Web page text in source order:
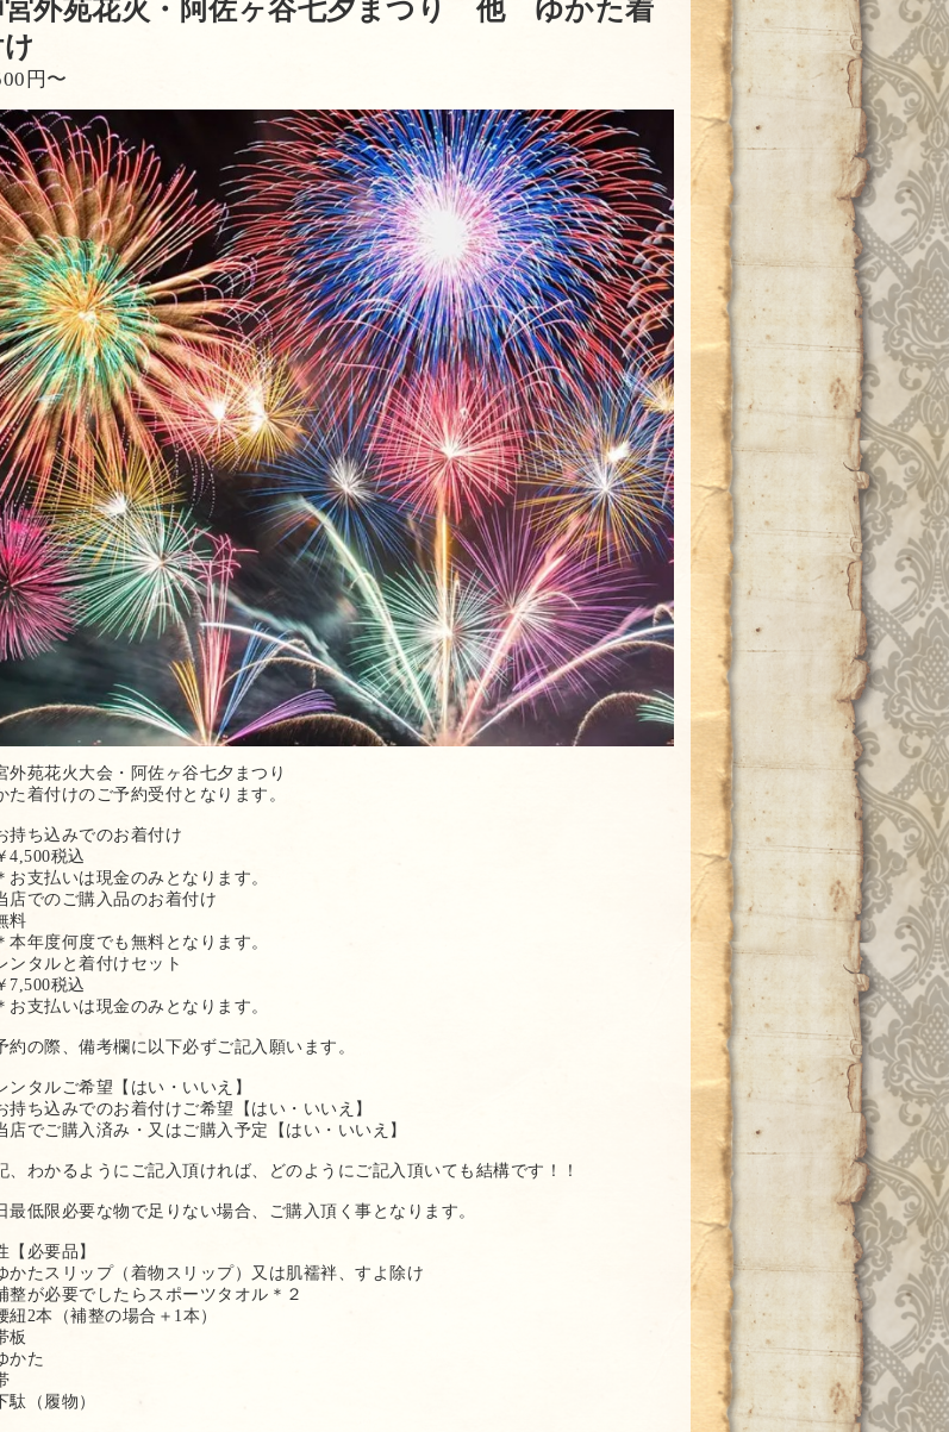
宮外苑花火・阿佐ヶ谷七夕まつり 他 ゆかた着
円〜
外苑花火大会・阿佐ヶ谷七夕まつり
た着付けのご予約受付となります。
ち込みでのお着付け
税込
支払いは現金のみとなります。
でのご購入品のお着付け
料
年度何度でも無料となります。
タルと着付けセット
税込
支払いは現金のみとなります。
約の際、備考欄に以下必ずご記入願います。
ンタルご希望【はい・いいえ】
持ち込みでのお着付けご希望【はい・いいえ】
店でご購入済み・又はご購入予定【はい・いいえ】
、わかるようにご記入頂ければ、どのようにご記入頂いても結構です！！
最低限必要な物で足りない場合、ご購入頂く事となります。
【必要品】
かたスリップ（着物スリップ）又は肌襦袢、すよ除け
整が必要でしたらスポーツタオル＊２
紐2本（補整の場合＋1本）
板
かた
駄（履物）